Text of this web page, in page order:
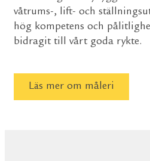
våtrums-, lift- och
hög kompetens och
bidragit till vårt goda rykte.
Läs mer om måleri